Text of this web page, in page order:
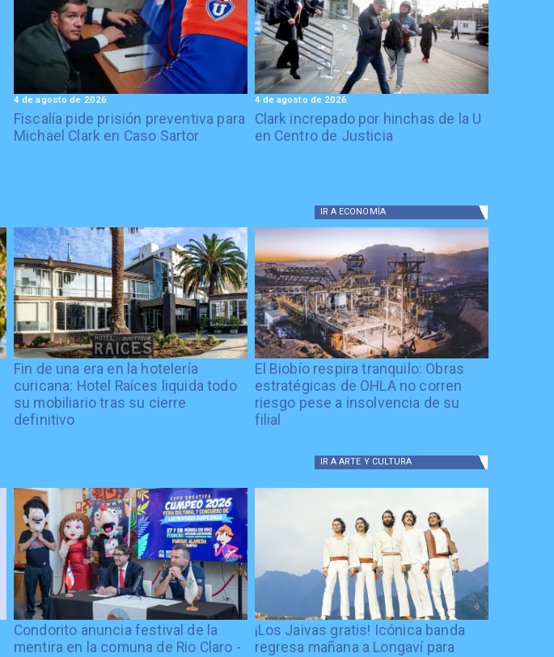
Fiscalía pide prisión preventiva para
Michael Clark en Caso Sartor
4 de agosto de 2026
Clark increpado por hinchas de la U
en Centro de Justicia
4 de agosto de 2026
IR A ECONOMÍA
Fin de una era en la hotelería
curicana: Hotel Raíces liquida todo
su mobiliario tras su cierre
definitivo
El Biobío respira tranquilo: Obras
estratégicas de OHLA no corren
riesgo pese a insolvencia de su
filial
IR A ARTE Y CULTURA
Condorito anuncia festival de la
mentira en la comuna de Rio Claro -
¡Los Jaivas gratis! Icónica banda
regresa mañana a Longaví para